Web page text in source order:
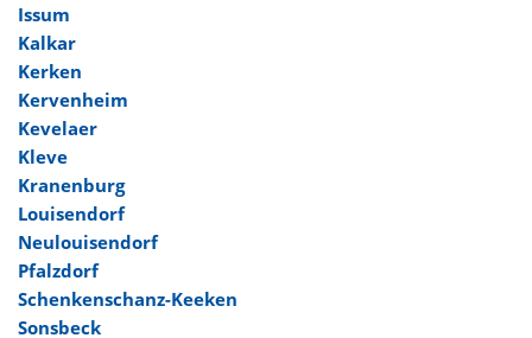
Issum
Kalkar
Kerken
Kervenheim
Kevelaer
Kleve
Kranenburg
Louisendorf
Neulouisendorf
Pfalzdorf
Schenkenschanz-Keeken
Sonsbeck